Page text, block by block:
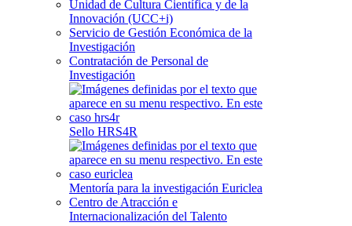
Unidad de Cultura Científica y de la
Innovación (UCC+i)
Servicio de Gestión Económica de la
Investigación
Contratación de Personal de
Investigación
Sello HRS4R
Mentoría para la investigación Euriclea
Centro de Atracción e
Internacionalización del Talento